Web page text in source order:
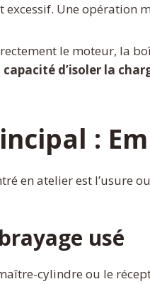
Une opération
le moteur, la
capacité d’isoler la
:
en atelier est l’usure
usé
cylindre ou le